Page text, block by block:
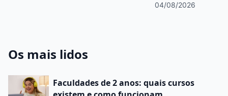
04/08/2026
Os mais lidos
Faculdades de 2 anos: quais cursos